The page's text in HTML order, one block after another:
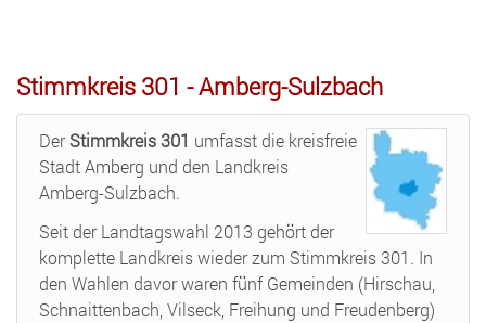
Stimmkreis 301 - Amberg-Sulzbach
DerStimmkreis 301 umfasst die kreisfreie
Stadt Amberg und den Landkreis
Amberg-Sulzbach.
Seit der Landtagswahl 2013 gehört der
komplette Landkreis wieder zum Stimmkreis 301. In
den Wahlen davor waren fünf Gemeinden (Hirschau,
Schnaittenbach, Vilseck, Freihung und Freudenberg)